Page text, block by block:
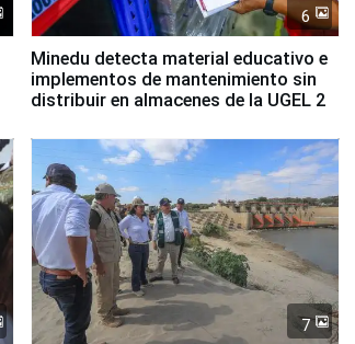
6
Minedu detecta material educativo e
implementos de mantenimiento sin
distribuir en almacenes de la UGEL 2
7